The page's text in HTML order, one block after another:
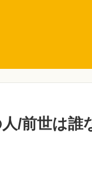
/前世は誰